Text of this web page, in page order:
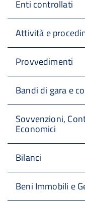
Enti controllati
Attività e
Provvedimenti
Bandi di gara e
Sovvenzioni,
Economici
Bilanci
Beni Immobili e